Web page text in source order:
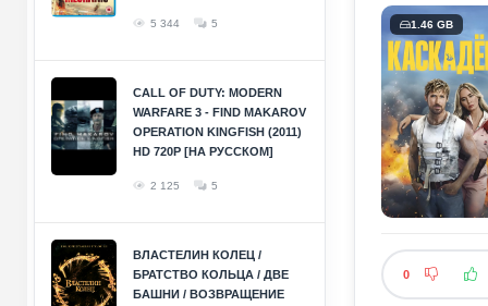
5 344 5
CALL OF DUTY: MODERN
WARFARE 3 - FIND MAKAROV
OPERATION KINGFISH (2011)
HD 720P [НА РУССКОМ]
2 125 5
ВЛАСТЕЛИН КОЛЕЦ /
БРАТСТВО КОЛЬЦА / ДВЕ
БАШНИ / ВОЗВРАЩЕНИЕ
1.46 GB
0